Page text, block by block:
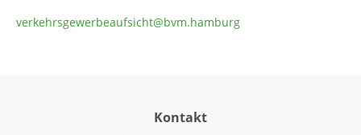
verkehrsgewerbeaufsicht@bvm.hamburg
Kontakt